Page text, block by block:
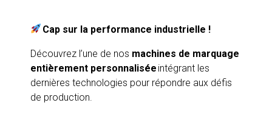
Cap sur la performance industrielle !
Découvrez l’une de nos machines de marquage
entièrement personnalisée intégrant les
dernières technologies pour répondre aux défis
de production.